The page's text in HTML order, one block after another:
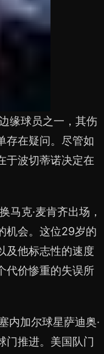
缘球员之一，其伤
存在疑问。尽管如
于波切蒂诺决定在
马克·麦肯齐出场，
机会。这位29岁的
及他标志性的速度
代价惨重的失误所
内加尔球星萨迪奥·
门推进。美国队门